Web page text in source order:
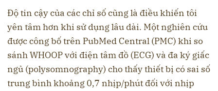
Độ tin cậy của các chỉ số cũng là điều khiến tôi
yên tâm hơn khi sử dụng lâu dài. Một nghiên cứu
được công bố trên PubMed Central (PMC) khi so
sánh WHOOP với điện tâm đồ (ECG) và đa ký giấc
ngủ (polysomnography) cho thấy thiết bị có sai số
trung bình khoảng 0,7 nhịp/phút đối với nhịp